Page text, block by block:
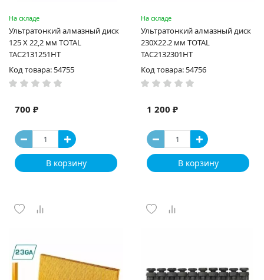
На складе
Ультратонкий алмазный диск
125 X 22,2 мм TOTAL
TAC2131251HT
Код товара: 54755
700 ₽
В корзину
На складе
Ультратонкий алмазный диск
230X22.2 мм TOTAL
TAC2132301HT
Код товара: 54756
1 200 ₽
В корзину